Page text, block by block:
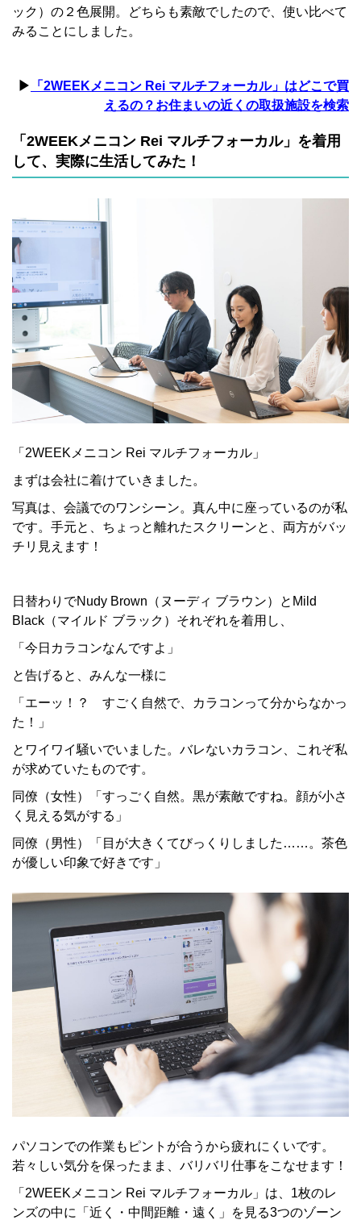
ック）の２色展開。どちらも素敵でしたので、使い比べて
みることにしました。
▶
「2WEEKメニコン Rei マルチフォーカル」はどこで買
えるの？お住まいの近くの取扱施設を検索
「2WEEKメニコン Rei マルチフォーカル」を着用
して、実際に生活してみた！
「2WEEKメニコン Rei マルチフォーカル」
まずは会社に着けていきました。
写真は、会議でのワンシーン。真ん中に座っているのが私
です。手元と、ちょっと離れたスクリーンと、両方がバッ
チリ見えます！
日替わりでNudy Brown（ヌーディ ブラウン）とMild
Black（マイルド ブラック）それぞれを着用し、
「今日カラコンなんですよ」
と告げると、みんな一様に
「エーッ！？ すごく自然で、カラコンって分からなかっ
た！」
とワイワイ騒いでいました。バレないカラコン、これぞ私
が求めていたものです。
同僚（女性）「すっごく自然。黒が素敵ですね。顔が小さ
く見える気がする」
同僚（男性）「目が大きくてびっくりしました……。茶色
が優しい印象で好きです」
パソコンでの作業もピントが合うから疲れにくいです。
若々しい気分を保ったまま、バリバリ仕事をこなせます！
「2WEEKメニコン Rei マルチフォーカル」は、1枚のレ
ンズの中に「近く・中間距離・遠く」を見る3つのゾーン